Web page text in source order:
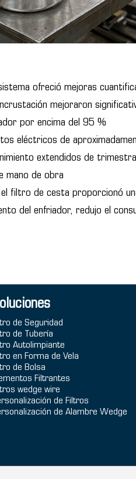
ofreció mejoras
mejoraron
por encima del 95 %
eléctricos de
extendidos de
mano de obra
filtro de cesta proporcionó
del enfriador, redujo el
de Seguridad
de Tubería
Autolimpiante
en Forma de Vela
de Bolsa
Filtrantes
wedge wire
de Filtros
de Alambre Wedge